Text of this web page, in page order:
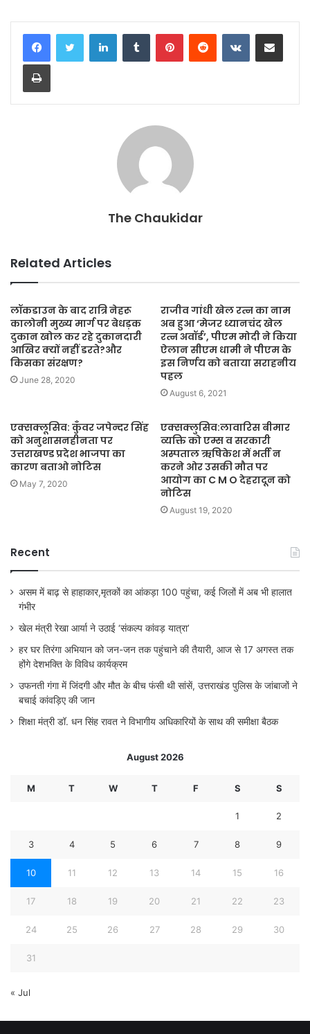
c
e
b
o
ai
l
at
s
ar
The Chaukidar
Related Articles
लॉकडाउन के बाद रात्रि नेहरू
कालोनी मुख्य मार्ग पर बेधड़क
दुकान खोल कर रहे दुकानदारी
आखिर क्यों नहीं डरते?और
किसका संरक्षण?
June 28, 2020
राजीव गांधी खेल रत्न का नाम
अब हुआ ‘मेजर ध्यानचंद खेल
रत्न अवॉर्ड’, पीएम मोदी ने किया
ऐलान सीएम धामी ने पीएम के
इस निर्णय को बताया सराहनीय
पहल
August 6, 2021
एक्सक्लूसिव: कुँवर जपेन्दर सिंह
को अनुशासनहीनता पर
उत्तराखण्ड प्रदेश भाजपा का
कारण बताओ नोटिस
May 7, 2020
एक्सक्लुसिव:लावारिस बीमार
व्यक्ति को एम्स व सरकारी
अस्पताल ऋषिकेश में भर्ती न
करने ओर उसकी मौत पर
आयोग का C M O देहरादून को
नोटिस
August 19, 2020
Recent
असम में बाढ़ से हाहाकार,मृतकों का आंकड़ा 100 पहुंचा, कई जिलों में अब भी हालात
गंभीर
खेल मंत्री रेखा आर्या ने उठाई ‘संकल्प कांवड़ यात्रा’
हर घर तिरंगा अभियान को जन-जन तक पहुंचाने की तैयारी, आज से 17 अगस्त तक
होंगे देशभक्ति के विविध कार्यक्रम
उफनती गंगा में जिंदगी और मौत के बीच फंसी थी सांसें, उत्तराखंड पुलिस के जांबाजों ने
बचाई कांवड़िए की जान
शिक्षा मंत्री डॉ. धन सिंह रावत ने विभागीय अधिकारियों के साथ की समीक्षा बैठक
August 2026
M T W T F S S
1 2
3 4 5 6 7 8 9
10 11 12 13 14 15 16
17 18 19 20 21 22 23
24 25 26 27 28 29 30
31
« Jul